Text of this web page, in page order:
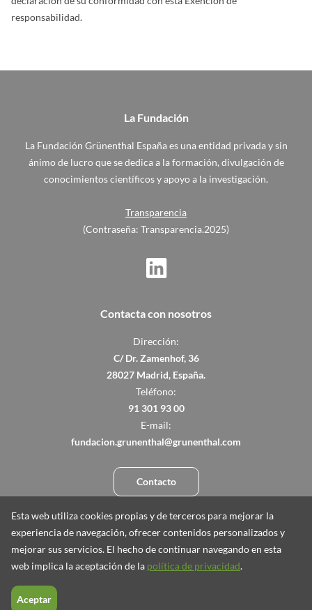
responsabilidad.
La Fundación
La Fundación Grünenthal España es una entidad privada y sin
ánimo de lucro que se dedica a la formación, divulgación de
conocimientos científicos y apoyo a la investigación.
Transparencia
(Contraseña: Transparencia.2025)
Contacta con nosotros
Dirección:
C/ Dr. Zamenhof, 36
28027 Madrid, España.
Teléfono:
91 301 93 00
E-mail:
fundacion.grunenthal@grunenthal.com
Contacto
© 2026 Fundación GRÜNENTHAL
Esta web utiliza cookies propias y de terceros para mejorar la
experiencia de navegación, ofrecer contenidos personalizados y
mejorar sus servicios. El hecho de continuar navegando en esta
web implica la aceptación de la política de privacidad.
Aceptar